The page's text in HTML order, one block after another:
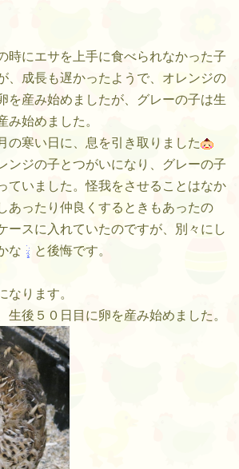
時にエサを上手に食べられなかった子
、成長も遅かったようで、オレンジの
を産み始めましたが、グレーの子は生
み始めました。
の寒い日に、息を引き取りました
ンジの子とつがいになり、グレーの子
ていました。怪我をさせることはなか
あったり仲良くするときもあったの
ースに入れていたのですが、別々にし
な
と後悔です。
なります。
生後５０日目に卵を産み始めました。